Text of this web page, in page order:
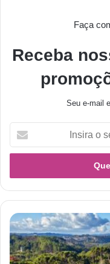
Faça
Receba
Seu e-mail